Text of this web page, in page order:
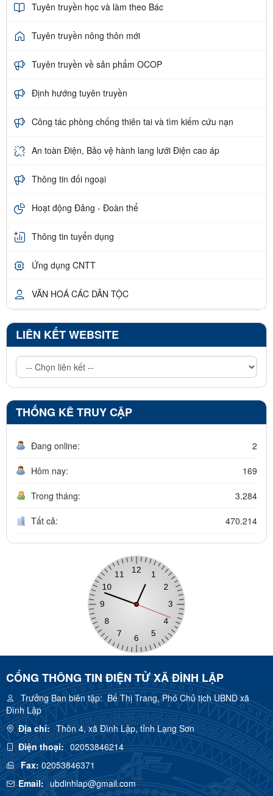
Tuyên truyền học và làm theo Bác
Tuyên truyền nông thôn mới
Tuyên truyền về sản phẩm OCOP
Định hướng tuyên truyền
Công tác phòng chống thiên tai và tìm kiếm cứu nạn
An toàn Điện, Bảo vệ hành lang lưới Điện cao áp
Thông tin đối ngoại
Hoạt động Đảng - Đoàn thể
Thông tin tuyển dụng
Ứng dụng CNTT
VĂN HOÁ CÁC DÂN TỘC
LIÊN KẾT WEBSITE
THỐNG KÊ TRUY CẬP
Đang online: 2
Hôm nay: 169
Trong tháng: 3.284
Tất cả: 470.214
CỔNG THÔNG TIN ĐIỆN TỬ XÃ ĐÌNH LẬP
Trưởng Ban biên tập:Bế Thị Trang, Phó Chủ tịch UBND xã
Đình Lập
Địa chỉ: Thôn 4, xã Đình Lập, tỉnh Lạng Sơn
Điện thoại: 02053846214
Fax:02053846371
Email: ubdinhlap@gmail.com